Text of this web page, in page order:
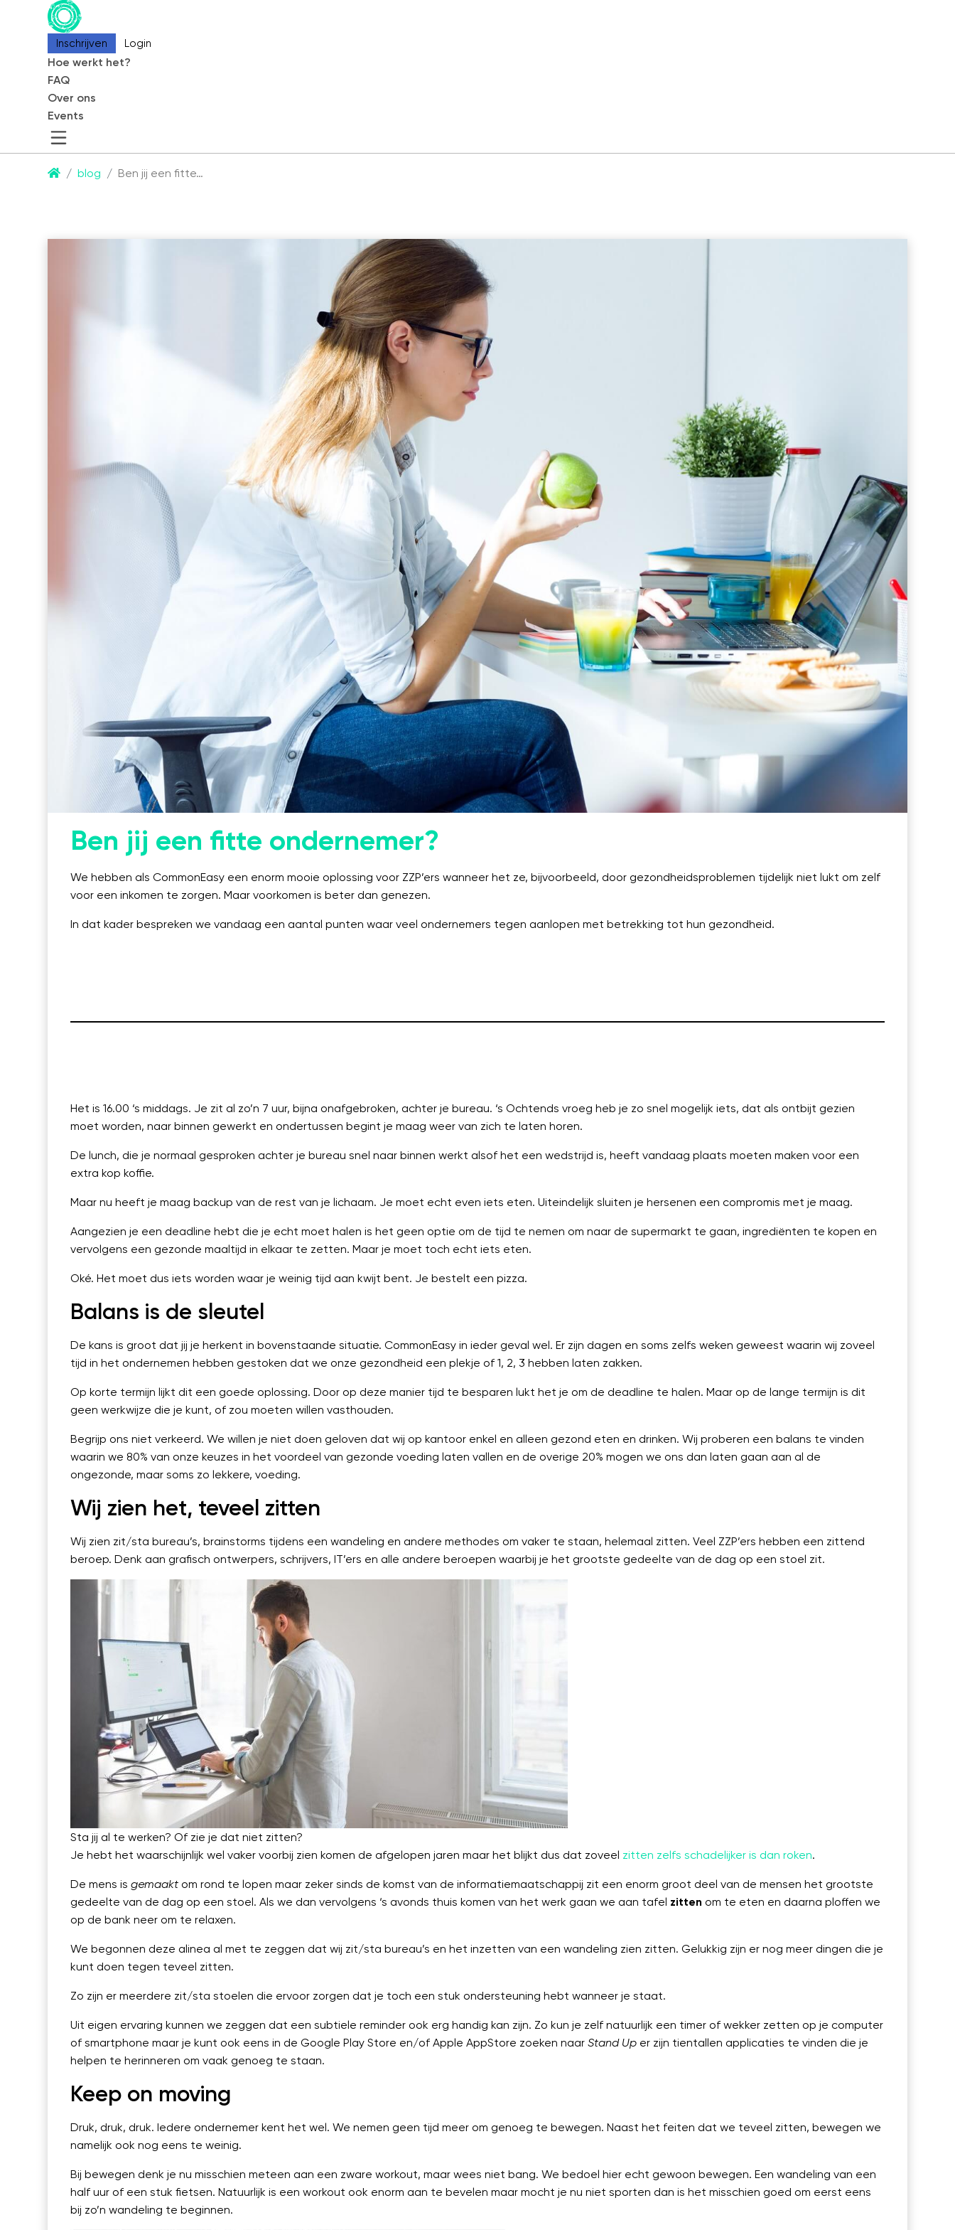
Inschrijven Login
Hoe werkt het?
FAQ
Over ons
Events
CommonEasy
Informatie
Netwerk
Facebook
Inschrijven Login
Hoe werkt het?
FAQ
Over ons
Events
blog Ben jij een fitte…
Ben jij een fitte ondernemer?
We hebben als CommonEasy een enorm mooie oplossing voor ZZP’ers wanneer het ze, bijvoorbeeld, door gezondheidsproblemen tijdelijk niet lukt om zelf
voor een inkomen te zorgen. Maar voorkomen is beter dan genezen.
In dat kader bespreken we vandaag een aantal punten waar veel ondernemers tegen aanlopen met betrekking tot hun gezondheid.
Het is 16.00 ‘s middags. Je zit al zo’n 7 uur, bijna onafgebroken, achter je bureau. ‘s Ochtends vroeg heb je zo snel mogelijk iets, dat als ontbijt gezien
moet worden, naar binnen gewerkt en ondertussen begint je maag weer van zich te laten horen.
De lunch, die je normaal gesproken achter je bureau snel naar binnen werkt alsof het een wedstrijd is, heeft vandaag plaats moeten maken voor een
extra kop koffie.
Maar nu heeft je maag backup van de rest van je lichaam. Je moet echt even iets eten. Uiteindelijk sluiten je hersenen een compromis met je maag.
Aangezien je een deadline hebt die je echt moet halen is het geen optie om de tijd te nemen om naar de supermarkt te gaan, ingrediënten te kopen en
vervolgens een gezonde maaltijd in elkaar te zetten. Maar je moet toch echt iets eten.
Oké. Het moet dus iets worden waar je weinig tijd aan kwijt bent. Je bestelt een pizza.
Balans is de sleutel
De kans is groot dat jij je herkent in bovenstaande situatie. CommonEasy in ieder geval wel. Er zijn dagen en soms zelfs weken geweest waarin wij zoveel
tijd in het ondernemen hebben gestoken dat we onze gezondheid een plekje of 1, 2, 3 hebben laten zakken.
Op korte termijn lijkt dit een goede oplossing. Door op deze manier tijd te besparen lukt het je om de deadline te halen. Maar op de lange termijn is dit
geen werkwijze die je kunt, of zou moeten willen vasthouden.
Begrijp ons niet verkeerd. We willen je niet doen geloven dat wij op kantoor enkel en alleen gezond eten en drinken. Wij proberen een balans te vinden
waarin we 80% van onze keuzes in het voordeel van gezonde voeding laten vallen en de overige 20% mogen we ons dan laten gaan aan al de
ongezonde, maar soms zo lekkere, voeding.
Wij zien het, teveel zitten
Wij zien zit/sta bureau’s, brainstorms tijdens een wandeling en andere methodes om vaker te staan, helemaal zitten. Veel ZZP’ers hebben een zittend
beroep. Denk aan grafisch ontwerpers, schrijvers, IT’ers en alle andere beroepen waarbij je het grootste gedeelte van de dag op een stoel zit.
Sta jij al te werken? Of zie je dat niet zitten?
Je hebt het waarschijnlijk wel vaker voorbij zien komen de afgelopen jaren maar het blijkt dus dat zoveel zitten zelfs schadelijker is dan roken.
De mens isgemaakt om rond te lopen maar zeker sinds de komst van de informatiemaatschappij zit een enorm groot deel van de mensen het grootste
gedeelte van de dag op een stoel. Als we dan vervolgens ‘s avonds thuis komen van het werk gaan we aan tafel zitten om te eten en daarna ploffen we
op de bank neer om te relaxen.
We begonnen deze alinea al met te zeggen dat wij zit/sta bureau’s en het inzetten van een wandeling zien zitten. Gelukkig zijn er nog meer dingen die je
kunt doen tegen teveel zitten.
Zo zijn er meerdere zit/sta stoelen die ervoor zorgen dat je toch een stuk ondersteuning hebt wanneer je staat.
Uit eigen ervaring kunnen we zeggen dat een subtiele reminder ook erg handig kan zijn. Zo kun je zelf natuurlijk een timer of wekker zetten op je computer
of smartphone maar je kunt ook eens in de Google Play Store en/of Apple AppStore zoeken naarStand Up er zijn tientallen applicaties te vinden die je
helpen te herinneren om vaak genoeg te staan.
Keep on moving
Druk, druk, druk. Iedere ondernemer kent het wel. We nemen geen tijd meer om genoeg te bewegen. Naast het feiten dat we teveel zitten, bewegen we
namelijk ook nog eens te weinig.
Bij bewegen denk je nu misschien meteen aan een zware workout, maar wees niet bang. We bedoel hier echt gewoon bewegen. Een wandeling van een
half uur of een stuk fietsen. Natuurlijk is een workout ook enorm aan te bevelen maar mocht je nu niet sporten dan is het misschien goed om eerst eens
bij zo’n wandeling te beginnen.